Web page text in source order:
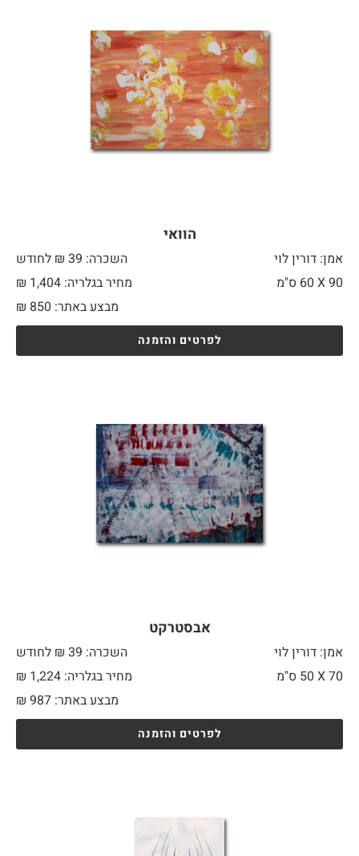
הוואי
אמן: דורין לוי
השכרה: 39 ₪ לחודש
90 X
מחיר בגלריה: 1,404 ₪
מבצע באתר:
₪ 850
לפרטים והזמנה
אבסטרקט
אמן: דורין לוי
השכרה: 39 ₪ לחודש
70 X
מחיר בגלריה: 1,224 ₪
מבצע באתר:
₪ 987
לפרטים והזמנה